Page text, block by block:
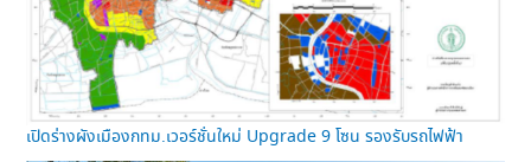
เปิดร่างผังเมืองกทม.เวอร์ชั่นใหม่ Upgrade 9 โซน รองรับรถไฟฟ้า